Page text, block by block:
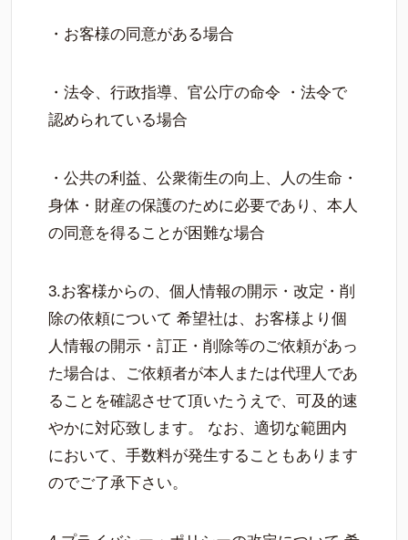
・お客様の同意がある場合
・法令、行政指導、官公庁の命令 ・法令で
認められている場合
・公共の利益、公衆衛生の向上、人の生命・
身体・財産の保護のために必要であり、本人
の同意を得ることが困難な場合
3.お客様からの、個人情報の開示・改定・削
除の依頼について 希望社は、お客様より個
人情報の開示・訂正・削除等のご依頼があっ
た場合は、ご依頼者が本人または代理人であ
ることを確認させて頂いたうえで、可及的速
やかに対応致します。 なお、適切な範囲内
において、手数料が発生することもあります
のでご了承下さい。